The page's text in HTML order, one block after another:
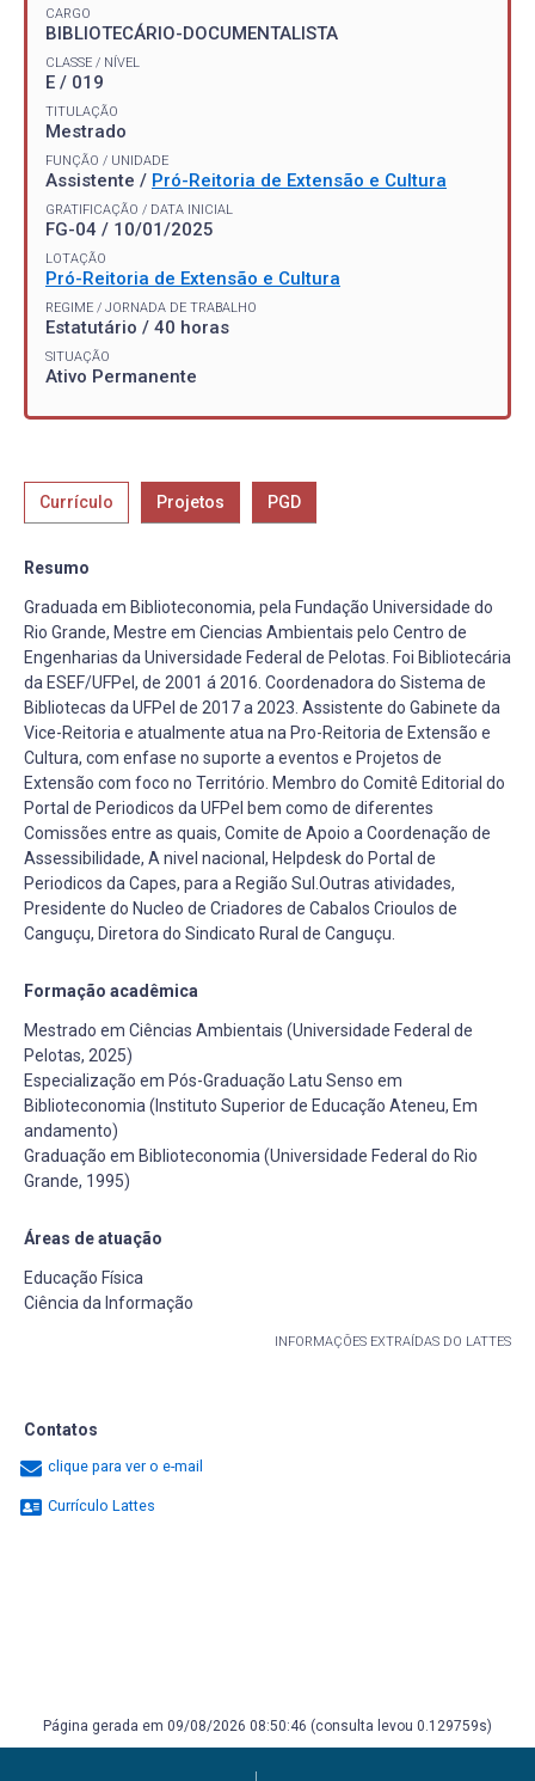
CARGO
BIBLIOTECÁRIO-DOCUMENTALISTA
CLASSE / NÍVEL
E / 019
TITULAÇÃO
Mestrado
FUNÇÃO / UNIDADE
Assistente / Pró-Reitoria de Extensão e Cultura
GRATIFICAÇÃO / DATA INICIAL
FG-04 / 10/01/2025
LOTAÇÃO
Pró-Reitoria de Extensão e Cultura
REGIME / JORNADA DE TRABALHO
Estatutário / 40 horas
SITUAÇÃO
Ativo Permanente
Currículo Projetos PGD
Resumo
Graduada em Biblioteconomia, pela Fundação Universidade do
Rio Grande, Mestre em Ciencias Ambientais pelo Centro de
Engenharias da Universidade Federal de Pelotas. Foi Bibliotecária
da ESEF/UFPel, de 2001 á 2016. Coordenadora do Sistema de
Bibliotecas da UFPel de 2017 a 2023. Assistente do Gabinete da
Vice-Reitoria e atualmente atua na Pro-Reitoria de Extensão e
Cultura, com enfase no suporte a eventos e Projetos de
Extensão com foco no Território. Membro do Comitê Editorial do
Portal de Periodicos da UFPel bem como de diferentes
Comissões entre as quais, Comite de Apoio a Coordenação de
Assessibilidade, A nivel nacional, Helpdesk do Portal de
Periodicos da Capes, para a Região Sul.Outras atividades,
Presidente do Nucleo de Criadores de Cabalos Crioulos de
Canguçu, Diretora do Sindicato Rural de Canguçu.
Formação acadêmica
Mestrado em Ciências Ambientais (Universidade Federal de
Pelotas, 2025)
Especialização em Pós-Graduação Latu Senso em
Biblioteconomia (Instituto Superior de Educação Ateneu, Em
andamento)
Graduação em Biblioteconomia (Universidade Federal do Rio
Grande, 1995)
Áreas de atuação
Educação Física
Ciência da Informação
INFORMAÇÕES EXTRAÍDAS DO LATTES
Contatos
clique para ver o e-mail
Currículo Lattes
Página gerada em 09/08/2026 08:50:46 (consulta levou 0.129759s)